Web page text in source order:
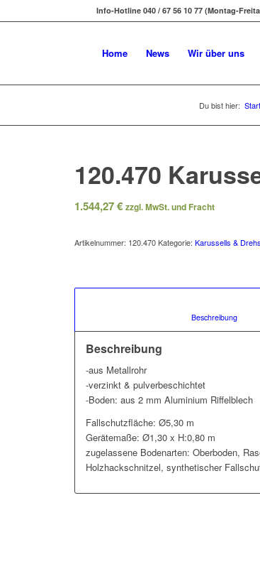
Info-Hotline 040 / 67 56 10 77 (Montag-
Home News Wir über uns
Du bist hier:
120.470
1.544,27€ zzgl. MwSt. und Fracht
Artikelnummer: 120.470 Kategorie:Karussells &
Beschreibung
-aus Metallrohr
-verzinkt & pulverbeschichtet
-Boden: aus 2 mm Aluminium Riffelblech
Fallschutzfläche: Ø5,30 m
Gerätemaße: Ø1,30 x H:0,80 m
zugelassene Bodenarten: Oberboden,
Holzhackschnitzel, synthetischer